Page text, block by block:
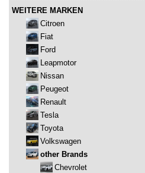
WEITERE MARKEN
Citroen
Fiat
Ford
Leapmotor
Nissan
Peugeot
Renault
Tesla
Toyota
Volkswagen
other Brands
Chevrolet